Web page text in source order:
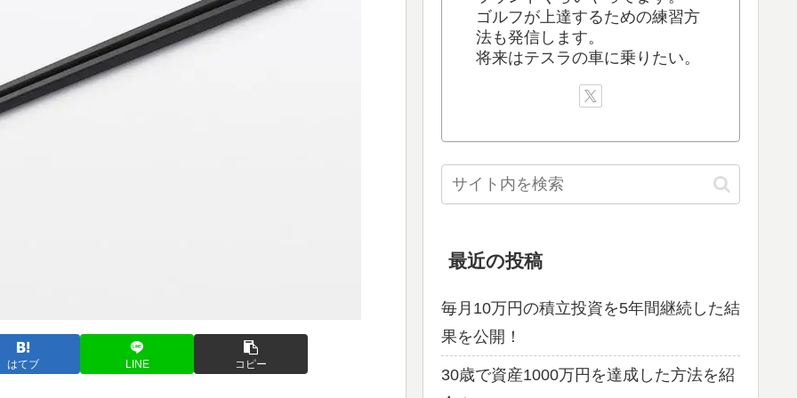
はてブ LINE コピー
ゴルフが上達するための練習方
法も発信します。
将来はテスラの車に乗りたい。
最近の投稿
毎月10万円の積立投資を5年間継続した結
果を公開！
30歳で資産1000万円を達成した方法を紹